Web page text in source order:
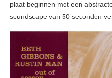
plaat beginnen met een
soundscape van 50 seconden